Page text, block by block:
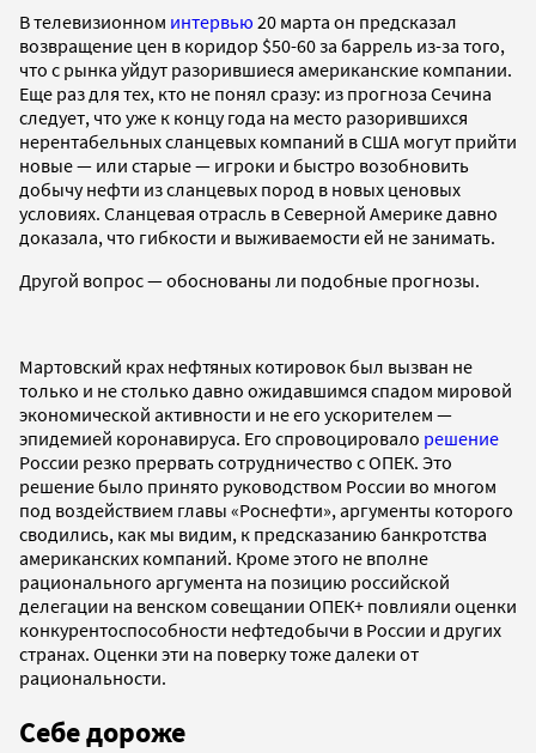
В телевизионном интервью 20 марта он предсказал
возвращение цен в коридор $50-60 за баррель из-за того,
что с рынка уйдут разорившиеся американские компании.
Еще раз для тех, кто не понял сразу: из прогноза Сечина
следует, что уже к концу года на место разорившихся
нерентабельных сланцевых компаний в США могут прийти
новые — или старые — игроки и быстро возобновить
добычу нефти из сланцевых пород в новых ценовых
условиях. Сланцевая отрасль в Северной Америке давно
доказала, что гибкости и выживаемости ей не занимать.
Другой вопрос — обоснованы ли подобные прогнозы.
Мартовский крах нефтяных котировок был вызван не
только и не столько давно ожидавшимся спадом мировой
экономической активности и не его ускорителем —
эпидемией коронавируса. Его спровоцировало решение
России резко прервать сотрудничество с ОПЕК. Это
решение было принято руководством России во многом
под воздействием главы «Роснефти», аргументы которого
сводились, как мы видим, к предсказанию банкротства
американских компаний. Кроме этого не вполне
рационального аргумента на позицию российской
делегации на венском совещании ОПЕК+ повлияли оценки
конкурентоспособности нефтедобычи в России и других
странах. Оценки эти на поверку тоже далеки от
рациональности.
Себе дороже